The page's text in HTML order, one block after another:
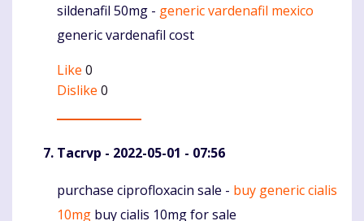
Komentaras
sildenafil 50mg - generic vardenafil mexico
generic vardenafil cost
Like 0
Dislike 0
Tacrvp - 2022-05-01 - 07:56
Komentaras
purchase ciprofloxacin sale - buy generic cialis
10mg buy cialis 10mg for sale